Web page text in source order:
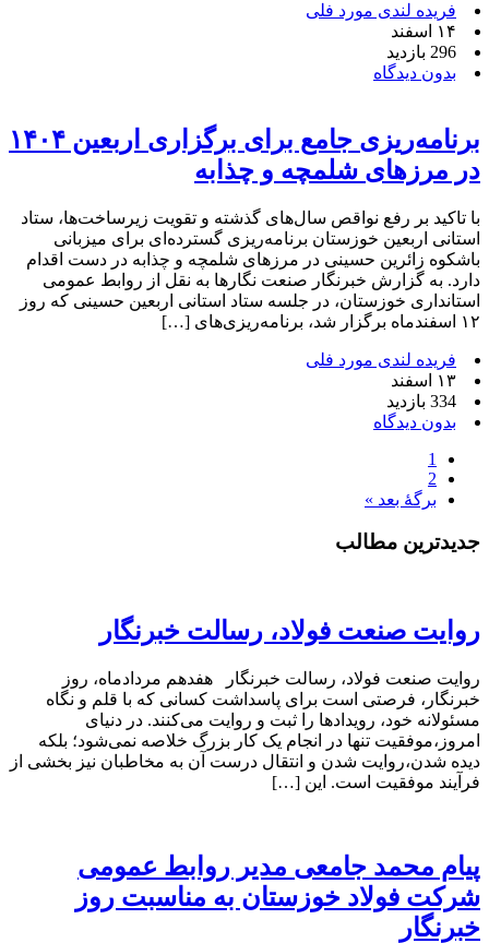
فریده لندی مورد فلی
۱۴ اسفند
296 بازدید
بدون دیدگاه
برنامه‌ریزی جامع برای برگزاری اربعین ۱۴۰۴
در مرزهای شلمچه و چذابه
با تاکید بر رفع نواقص سال‌های گذشته و تقویت زیرساخت‌ها، ستاد
استانی اربعین خوزستان برنامه‌ریزی گسترده‌ای برای میزبانی
باشکوه زائرین حسینی در مرزهای شلمچه و چذابه در دست اقدام
دارد. به گزارش خبرنگار صنعت نگارها به نقل از روابط عمومی
استانداری خوزستان، در جلسه ستاد استانی اربعین حسینی که روز
۱۲ اسفندماه برگزار شد، برنامه‌ریزی‌های […]
فریده لندی مورد فلی
۱۳ اسفند
334 بازدید
بدون دیدگاه
1
2
برگهٔ بعد »
جدیدترین مطالب
روایت صنعت فولاد،‌ رسالت خبرنگار
روایت صنعت فولاد،‌ رسالت خبرنگار هفدهم مردادماه، روز
خبرنگار، فرصتی است برای پاسداشت کسانی که با قلم و نگاه
مسئولانه خود، رویدادها را ثبت و روایت می‌کنند. در دنیای
امروز،موفقیت تنها در انجام یک کار بزرگ خلاصه نمی‌شود؛ بلکه
دیده شدن،روایت شدن و انتقال درست آن به مخاطبان نیز بخشی از
فرآیند موفقیت است. این […]
پیام محمد جامعی مدیر روابط عمومی
شرکت فولاد خوزستان به مناسبت روز
خبرنگار